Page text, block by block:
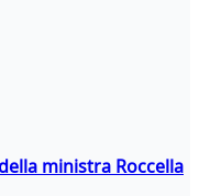
ministra Roccella